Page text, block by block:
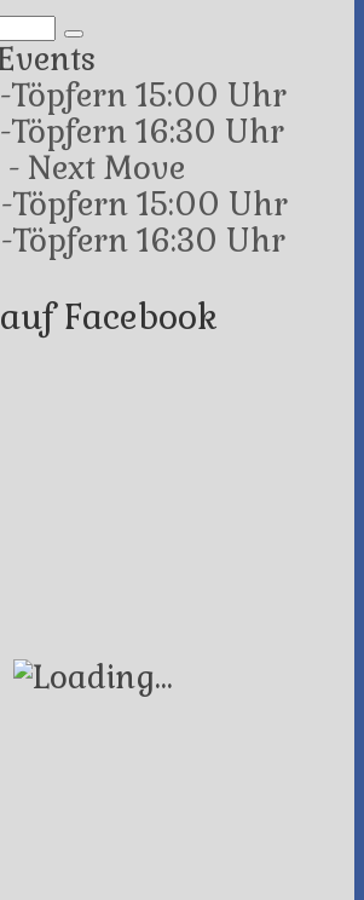
Töpfern 15:00 Uhr
16:30 Uhr
Next Move
Töpfern 15:00 Uhr
Töpfern 16:30 Uhr
Facebook